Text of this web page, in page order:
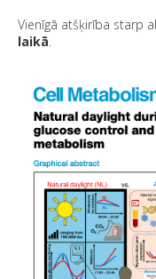
Vienīgā atšķirība starp
laikā.